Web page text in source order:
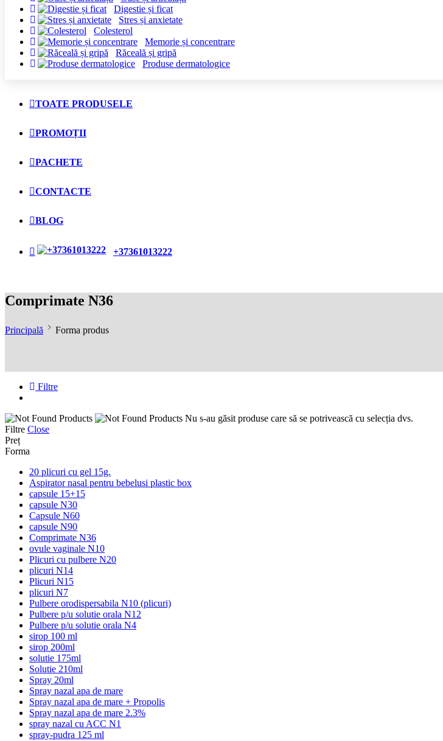
Digestie și ficat
Stres și anxietate
Colesterol
Memorie și concentrare
Răceală și gripă
Produse dermatologice
TOATE PRODUSELE
PROMOȚII
PACHETE
CONTACTE
BLOG
+37361013222
Comprimate N36
Principală Forma produs
Filtre
Nu s-au găsit produse care să se potrivească cu selecția dvs.
Filtre Close
Preț
Forma
20 plicuri cu gel 15g.
Aspirator nasal pentru bebelusi plastic box
capsule 15+15
capsule N30
Capsule N60
capsule N90
Comprimate N36
ovule vaginale N10
Plicuri cu pulbere N20
plicuri N14
Plicuri N15
plicuri N7
Pulbere orodispersabila N10 (plicuri)
Pulbere p/u solutie orala N12
Pulbere p/u solutie orala N4
sirop 100 ml
sirop 200ml
solutie 175ml
Solutie 210ml
Spray 20ml
Spray nazal apa de mare
Spray nazal apa de mare + Propolis
Spray nazal apa de mare 2.3%
spray nazal cu ACC N1
spray-pudra 125 ml